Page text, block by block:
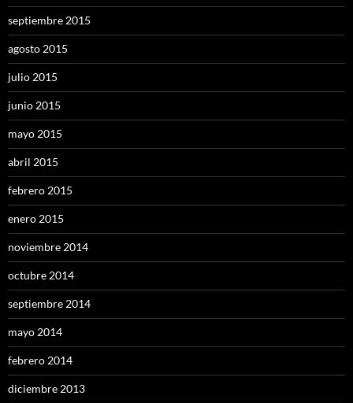
septiembre 2015
agosto 2015
julio 2015
junio 2015
mayo 2015
abril 2015
febrero 2015
enero 2015
noviembre 2014
octubre 2014
septiembre 2014
mayo 2014
febrero 2014
diciembre 2013